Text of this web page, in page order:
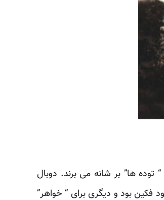
توده ها” بر شانه می برند. دوبال
فکین بود و دیگری برای “ خواهر”